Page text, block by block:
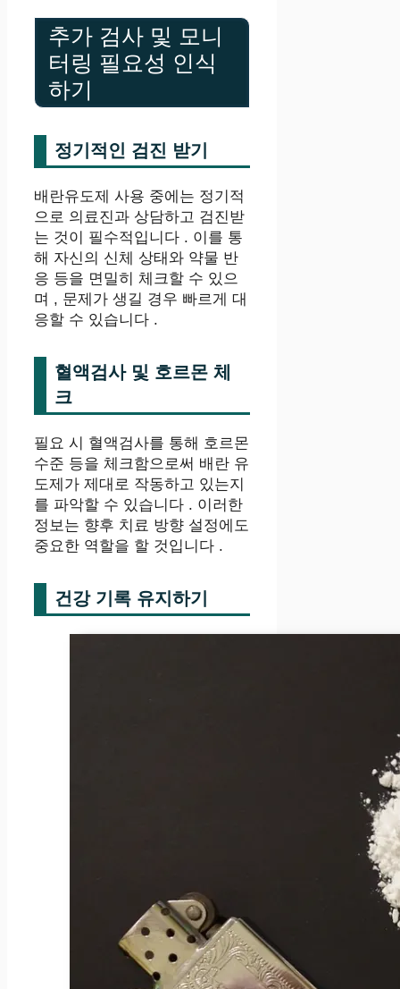
추가 검사 및 모니
터링 필요성 인식
하기
정기적인 검진 받기
배란유도제 사용 중에는 정기적
으로 의료진과 상담하고 검진받
는 것이 필수적입니다 . 이를 통
해 자신의 신체 상태와 약물 반
응 등을 면밀히 체크할 수 있으
며 , 문제가 생길 경우 빠르게 대
응할 수 있습니다 .
혈액검사 및 호르몬 체
크
필요 시 혈액검사를 통해 호르몬
수준 등을 체크함으로써 배란 유
도제가 제대로 작동하고 있는지
를 파악할 수 있습니다 . 이러한
정보는 향후 치료 방향 설정에도
중요한 역할을 할 것입니다 .
건강 기록 유지하기